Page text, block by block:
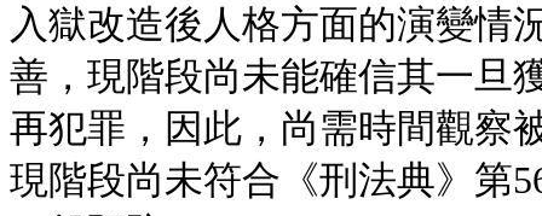
入獄改造後人格方面的演變情
善，現階段尚未能確信其一旦
再犯罪，因此，尚需時間觀察
現階段尚未符合《刑法典》第